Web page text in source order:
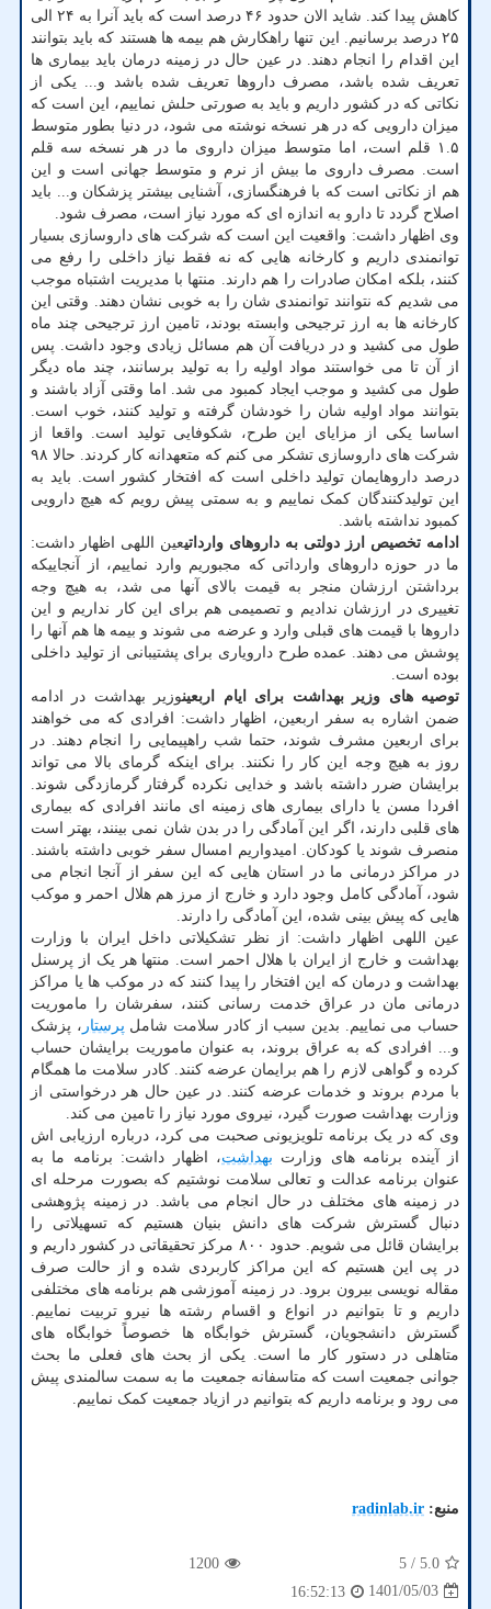
کاهش پیدا کند. شاید الان حدود ۴۶ درصد است که باید آنرا به ۲۴ الی
۲۵ درصد برسانیم. این تنها راهکارش هم بیمه ها هستند که باید بتوانند
این اقدام را انجام دهند. در عین حال در زمینه درمان باید بیماری ها
تعریف شده باشد، مصرف داروها تعریف شده باشد و... یکی از
نکاتی که در کشور داریم و باید به صورتی حلش نماییم، این است که
میزان دارویی که در هر نسخه نوشته می شود، در دنیا بطور متوسط
۱.۵ قلم است، اما متوسط میزان داروی ما در هر نسخه سه قلم
است. مصرف داروی ما بیش از نرم و متوسط جهانی است و این
هم از نکاتی است که با فرهنگسازی، آشنایی بیشتر پزشکان و... باید
اصلاح گردد تا دارو به اندازه ای که مورد نیاز است، مصرف شود.
وی اظهار داشت: واقعیت این است که شرکت های داروسازی بسیار
توانمندی داریم و کارخانه هایی که نه فقط نیاز داخلی را رفع می
کنند، بلکه امکان صادرات را هم دارند. منتها با مدیریت اشتباه موجب
می شدیم که نتوانند توانمندی شان را به خوبی نشان دهند. وقتی این
کارخانه ها به ارز ترجیحی وابسته بودند، تامین ارز ترجیحی چند ماه
طول می کشید و در دریافت آن هم مسائل زیادی وجود داشت. پس
از آن تا می خواستند مواد اولیه را به تولید برسانند، چند ماه دیگر
طول می کشید و موجب ایجاد کمبود می شد. اما وقتی آزاد باشند و
بتوانند مواد اولیه شان را خودشان گرفته و تولید کنند، خوب است.
اساسا یکی از مزایای این طرح، شکوفایی تولید است. واقعا از
شرکت های داروسازی تشکر می کنم که متعهدانه کار کردند. حالا ۹۸
درصد داروهایمان تولید داخلی است که افتخار کشور است. باید به
این تولیدکنندگان کمک نماییم و به سمتی پیش رویم که هیچ دارویی
کمبود نداشته باشد.
ادامه تخصیص ارز دولتی به داروهای وارداتیعین اللهی اظهار داشت:
ما در حوزه داروهای وارداتی که مجبوریم وارد نماییم، از آنجاییکه
برداشتن ارزشان منجر به قیمت بالای آنها می شد، به هیچ وجه
تغییری در ارزشان ندادیم و تصمیمی هم برای این کار نداریم و این
داروها با قیمت های قبلی وارد و عرضه می شوند و بیمه ها هم آنها را
پوشش می دهند. عمده طرح دارویاری برای پشتیبانی از تولید داخلی
بوده است.
توصیه های وزیر بهداشت برای ایام اربعینوزیر بهداشت در ادامه
ضمن اشاره به سفر اربعین، اظهار داشت: افرادی که می خواهند
برای اربعین مشرف شوند، حتما شب راهپیمایی را انجام دهند. در
روز به هیچ وجه این کار را نکنند. برای اینکه گرمای بالا می تواند
برایشان ضرر داشته باشد و خدایی نکرده گرفتار گرمازدگی شوند.
افردا مسن یا دارای بیماری های زمینه ای مانند افرادی که بیماری
های قلبی دارند، اگر این آمادگی را در بدن شان نمی بینند، بهتر است
منصرف شوند یا کودکان. امیدواریم امسال سفر خوبی داشته باشند.
در مراکز درمانی ما در استان هایی که این سفر از آنجا انجام می
شود، آمادگی کامل وجود دارد و خارج از مرز هم هلال احمر و موکب
هایی که پیش بینی شده، این آمادگی را دارند.
عین اللهی اظهار داشت: از نظر تشکیلاتی داخل ایران با وزارت
بهداشت و خارج از ایران با هلال احمر است. منتها هر یک از پرسنل
بهداشت و درمان که این افتخار را پیدا کنند که در موکب ها یا مراکز
درمانی مان در عراق خدمت رسانی کنند، سفرشان را ماموریت
حساب می نماییم. بدین سبب از کادر سلامت شامل پرستار ، پزشک
و... افرادی که به عراق بروند، به عنوان ماموریت برایشان حساب
کرده و گواهی لازم را هم برایمان عرضه کنند. کادر سلامت ما همگام
با مردم بروند و خدمات عرضه کنند. در عین حال هر درخواستی از
وزارت بهداشت صورت گیرد، نیروی مورد نیاز را تامین می کند.
وی که در یک برنامه تلویزیونی صحبت می کرد، درباره ارزیابی اش
از آینده برنامه های وزارت بهداشت، اظهار داشت: برنامه ما به
عنوان برنامه عدالت و تعالی سلامت نوشتیم که بصورت مرحله ای
در زمینه های مختلف در حال انجام می باشد. در زمینه پژوهشی
دنبال گسترش شرکت های دانش بنیان هستیم که تسهیلاتی را
برایشان قائل می شویم. حدود ۸۰۰ مرکز تحقیقاتی در کشور داریم و
در پی این هستیم که این مراکز کاربردی شده و از حالت صرف
مقاله نویسی بیرون برود. در زمینه آموزشی هم برنامه های مختلفی
داریم و تا بتوانیم در انواع و اقسام رشته ها نیرو تربیت نماییم.
گسترش دانشجویان، گسترش خوابگاه ها خصوصاً خوابگاه های
متاهلی در دستور کار ما است. یکی از بحث های فعلی ما بحث
جوانی جمعیت است که متاسفانه جمعیت ما به سمت سالمندی پیش
می رود و برنامه داریم که بتوانیم در ازیاد جمعیت کمک نماییم.
منبع: radinlab.ir
5.0
/ 5
1200
1401/05/03
16:52:13